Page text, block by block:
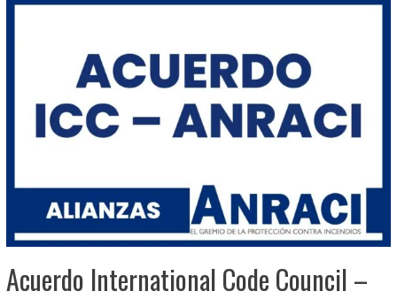
Acuerdo International Code Council –